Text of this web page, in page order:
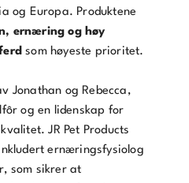
og Europa. Produktene
ernæring og høy
som høyeste prioritet.
Jonathan og Rebecca,
og en lidenskap for
JR Pet Products
ernæringsfysiolog
som sikrer at